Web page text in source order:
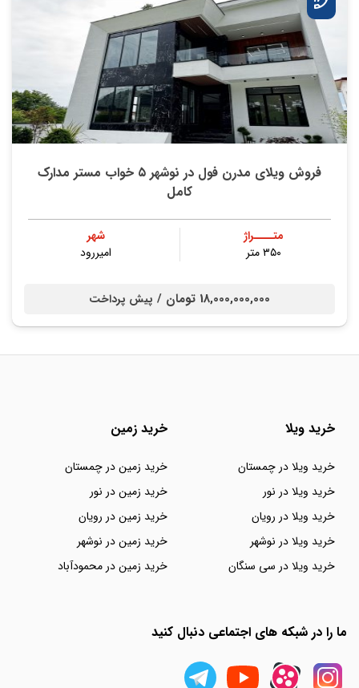
فروش ویلای مدرن فول در نوشهر ۵ خواب مستر مدارک
کامل
متــــراژ
۳۵۰ متر
شهر
امیررود
18,000,000,000 تومان / پیش پرداخت
خرید ویلا
خرید ویلا در چمستان
خرید ویلا در نور
خرید ویلا در رویان
خرید ویلا در نوشهر
خرید ویلا در سی سنگان
خرید زمین
خرید زمین در چمستان
خرید زمین در نور
خرید زمین در رویان
خرید زمین در نوشهر
خرید زمین در محمودآباد
ما را در شبکه های اجتماعی دنبال کنید